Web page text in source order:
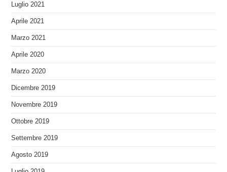
Luglio 2021
Aprile 2021
Marzo 2021
Aprile 2020
Marzo 2020
Dicembre 2019
Novembre 2019
Ottobre 2019
Settembre 2019
Agosto 2019